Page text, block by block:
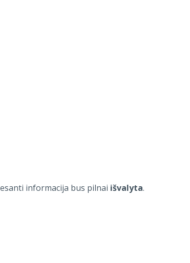
informacija bus pilnai išvalyta.